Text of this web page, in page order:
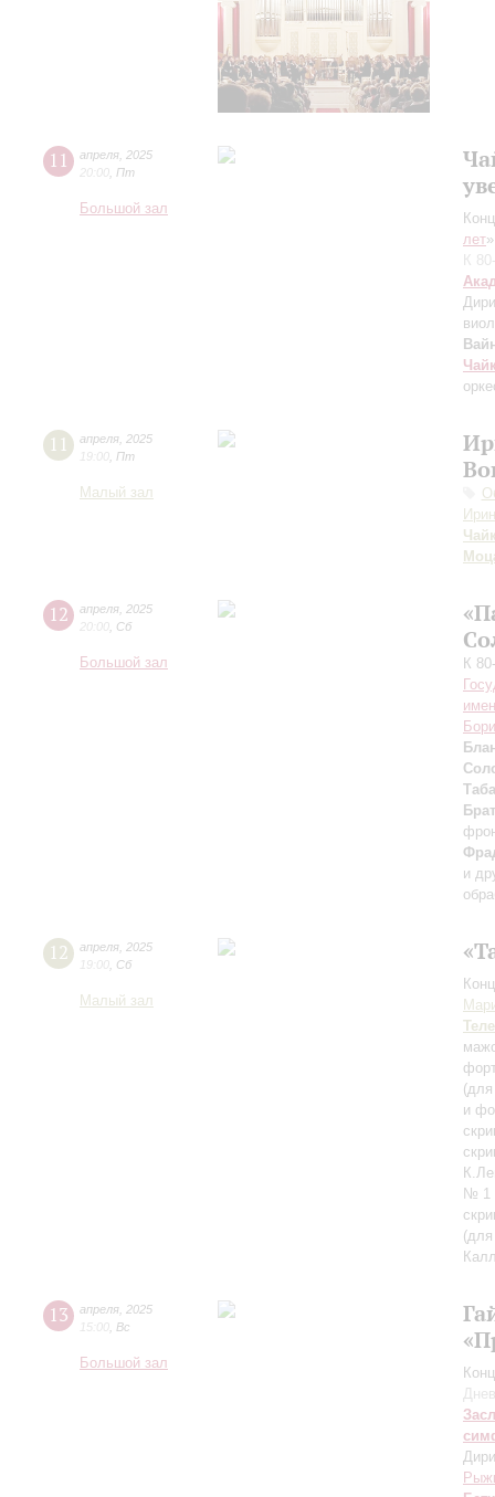
11 апреля 2025
20:00 Пт
Большой зал
лет»
К
11 апреля 2025
19:00 Пт
Малый зал
12 апреля 2025
20:00 Сб
Большой зал
К
и
12 апреля 2025
19:00 Сб
Малый зал
и
№ 1
13 апреля 2025
15:00 Вс
Большой зал